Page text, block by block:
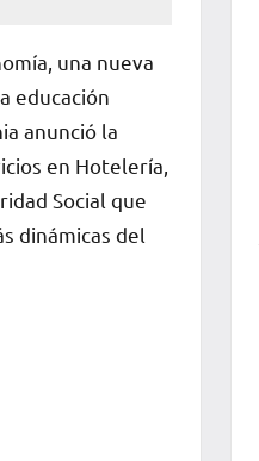
una nueva
educación
anunció la
en Hotelería,
Social que
dinámicas del